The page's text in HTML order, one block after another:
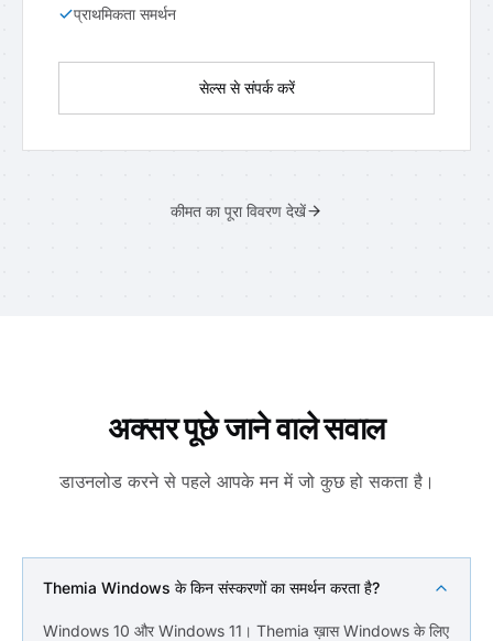
प्राथमिकता समर्थन
सेल्स से संपर्क करें
कीमत का पूरा विवरण देखें
अक्सर पूछे जाने वाले सवाल
डाउनलोड करने से पहले आपके मन में जो कुछ हो सकता है।
Themia Windows के किन संस्करणों का समर्थन करता है?
Windows 10 और Windows 11। Themia ख़ास Windows के लिए